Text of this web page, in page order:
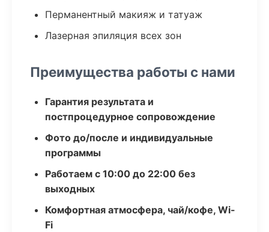
Перманентный макияж и татуаж
Лазерная эпиляция всех зон
Преимущества работы с нами
Гарантия результата и
постпроцедурное сопровождение
Фото до/после и индивидуальные
программы
Работаем с 10:00 до 22:00 без
выходных
Комфортная атмосфера, чай/кофе, Wi-
Fi